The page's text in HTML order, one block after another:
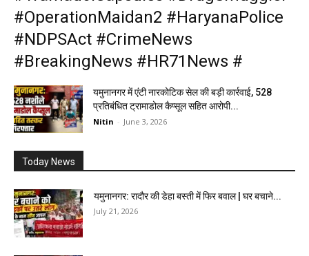
#OperationMaidan2 #HaryanaPolice
#NDPSAct #CrimeNews
#BreakingNews #HR71News #
यमुनानगर में एंटी नारकोटिक सेल की बड़ी कार्रवाई, 528
प्रतिबंधित ट्रामाडोल कैप्सूल सहित आरोपी...
Nitin - June 3, 2026
Today News
यमुनानगर: रादौर की डेहा बस्ती में फिर बवाल | घर बचाने...
July 21, 2026